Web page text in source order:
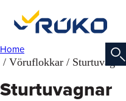
Home
/ Vöruflokkar / Sturtuvagnar
Sturtuvagnar